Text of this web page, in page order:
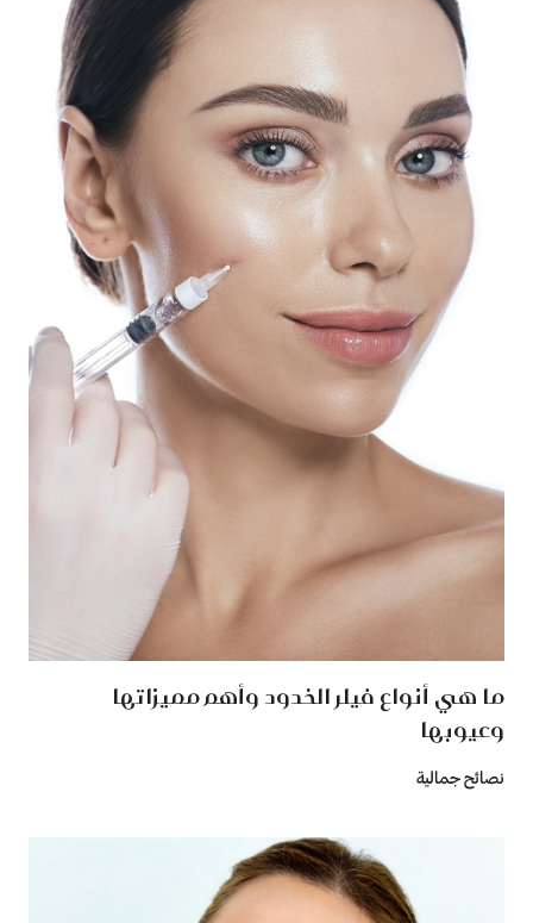
ما هي أنواع فيلر الخدود وأهم مميزاتها
وعيوبها
نصائح جمالية